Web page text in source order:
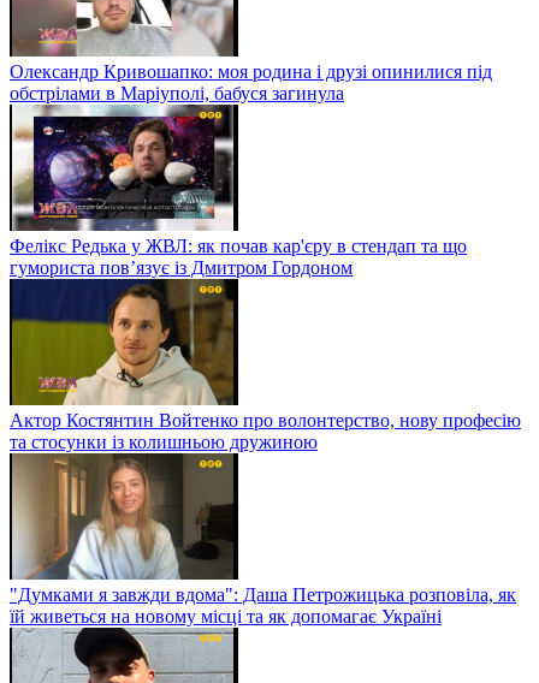
Олександр Кривошапко: моя родина і друзі опинилися під
обстрілами в Маріуполі, бабуся загинула
Фелікс Редька у ЖВЛ: як почав кар'єру в стендап та що
гумориста пов’язує із Дмитром Гордоном
Актор Костянтин Войтенко про волонтерство, нову професію
та стосунки із колишньою дружиною
"Думками я завжди вдома": Даша Петрожицька розповіла, як
їй живеться на новому місці та як допомагає Україні